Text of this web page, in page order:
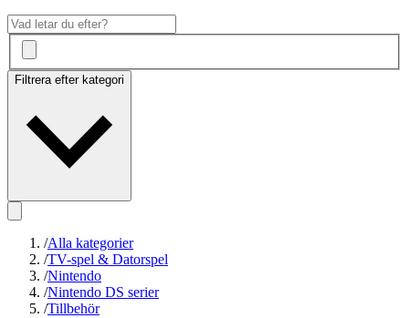
Filtrera efter kategori
/Alla kategorier
/TV-spel & Datorspel
/Nintendo
/Nintendo DS serier
/Tillbehör